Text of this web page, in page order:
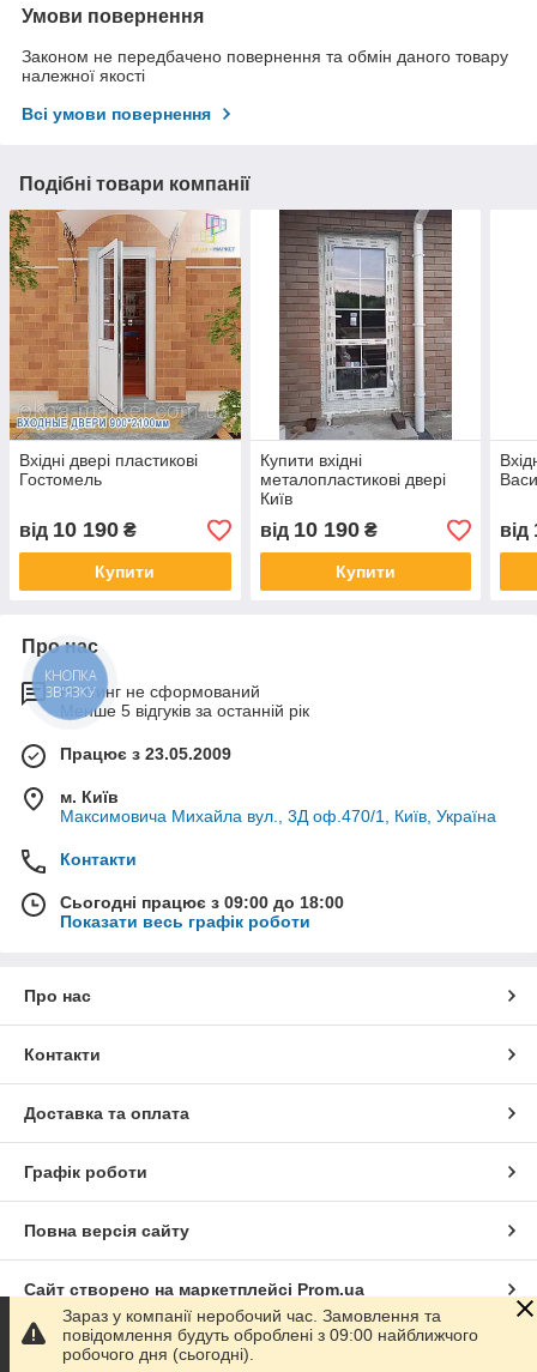
Умови повернення
Законом не передбачено повернення та обмін даного товару
належної якості
Всі умови повернення
Подібні товари компанії
Вхідні двері пластикові
Гостомель
від 10 190 ₴
Купити
Купити вхідні
металопластикові двері
Київ
від 10 190₴
Купити
від
Про нас
Рейтинг не сформований
Менше 5 відгуків за останній рік
Працює з 23.05.2009
м. Київ
Максимовича Михайла вул., 3Д оф.470/1, Київ, Україна
Контакти
Сьогодні працює з 09:00 до 18:00
Показати весь графік роботи
Про нас
Контакти
Доставка та оплата
Графік роботи
Повна версія сайту
Сайт створено на маркетплейсі Prom.ua
Політика конфіденційності
Зараз у компанії неробочий час. Замовлення та
повідомлення будуть оброблені з 09:00 найближчого
робочого дня (сьогодні).
КНОПКА
ЗВ'ЯЗКУ